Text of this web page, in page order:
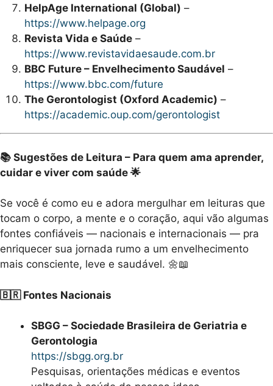
HelpAge International (Global) –
https://www.helpage.org
Revista Vida e Saúde –
https://www.revistavidaesaude.com.br
BBC Future – Envelhecimento Saudável –
https://www.bbc.com/future
The Gerontologist (Oxford Academic) –
https://academic.oup.com/gerontologist
📚 Sugestões de Leitura – Para quem ama aprender,
cuidar e viver com saúde 🌟
Se você é como eu e adora mergulhar em leituras que
tocam o corpo, a mente e o coração, aqui vão algumas
fontes confiáveis — nacionais e internacionais — pra
enriquecer sua jornada rumo a um envelhecimento
mais consciente, leve e saudável. 🌼📖
🇧🇷 Fontes Nacionais
SBGG – Sociedade Brasileira de Geriatria e
Gerontologia
https://sbgg.org.br
Pesquisas, orientações médicas e eventos